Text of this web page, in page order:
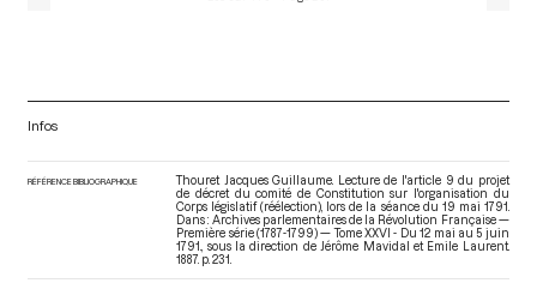
Infos
RÉFÉRENCE BIBLIOGRAPHIQUE
Thouret Jacques Guillaume. Lecture de l'article 9 du projet
de décret du comité de Constitution sur l'organisation du
Corps législatif (réélection), lors de la séance du 19 mai 1791.
Dans : Archives parlementaires de la Révolution Française —
Première série (1787-1799) — Tome XXVI - Du 12 mai au 5 juin
1791.
, sous la direction de Jérôme Mavidal et Emile Laurent.
1887. p. 231.